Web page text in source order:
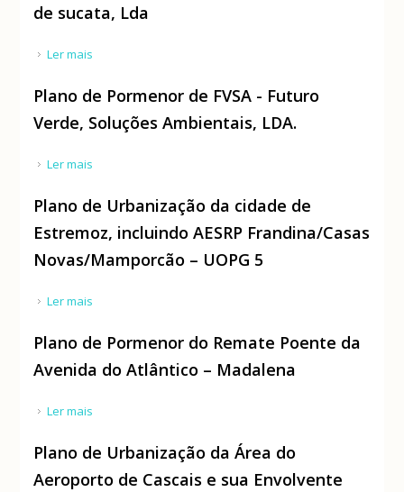
de sucata, Lda
Ler mais
resíduos, Reis e Reis - comércio de sucata, Lda
Plano de Pormenor de FVSA - Futuro
Verde, Soluções Ambientais, LDA.
Ler mais
Plano de Urbanização da cidade de
Estremoz, incluindo AESRP Frandina/Casas
Novas/Mamporcão – UOPG 5
Ler mais
Novas/Mamporcão – UOPG 5
Plano de Pormenor do Remate Poente da
Avenida do Atlântico – Madalena
Ler mais
Plano de Urbanização da Área do
Aeroporto de Cascais e sua Envolvente